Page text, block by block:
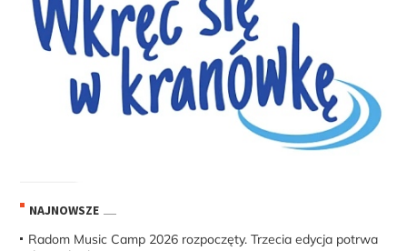
NAJNOWSZE
Radom Music Camp 2026 rozpoczęty. Trzecia edycja potrwa